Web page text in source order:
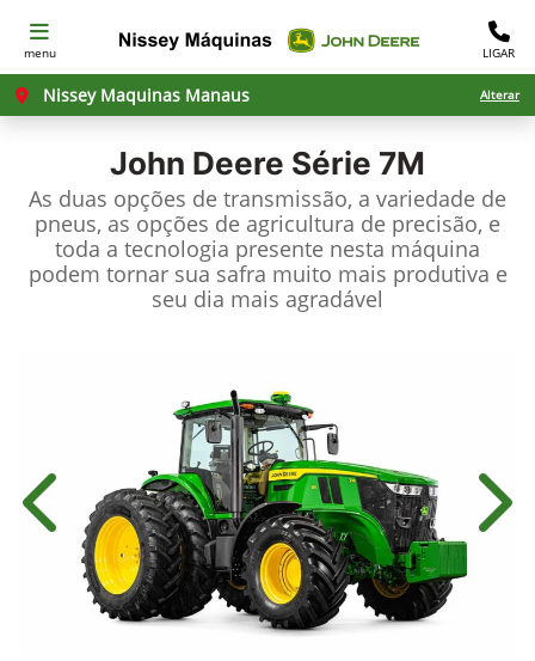
menu LIGAR
Nissey Maquinas Manaus Alterar
John Deere Série 7M
As duas opções de transmissão, a variedade de
pneus, as opções de agricultura de precisão, e
toda a tecnologia presente nesta máquina
podem tornar sua safra muito mais produtiva e
seu dia mais agradável
Anterior